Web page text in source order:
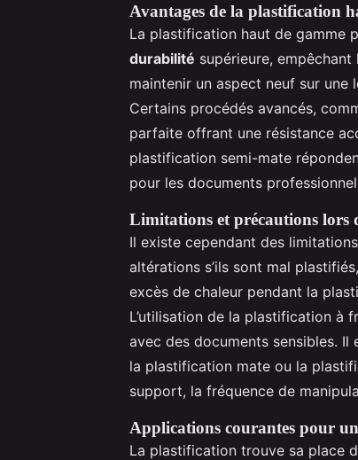
Avantages de la plastification
La plastification haut de gamme
durabilité supérieure,
maintenir un aspect neuf sur une
Certains procédés avancés,
parfaite offrant une résistance
plastification semi-mate
pour les documents
Limitations et précautions lors
Il existe cependant des
altérations s’ils sont mal
excès de chaleur pendant la
L’utilisation de la plastification à
avec des documents sensibles. Il
la plastification mate ou la
support, la fréquence de
Applications courantes pour
La plastification trouve sa place